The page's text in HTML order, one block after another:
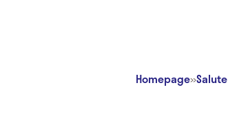
Homepage»Salute